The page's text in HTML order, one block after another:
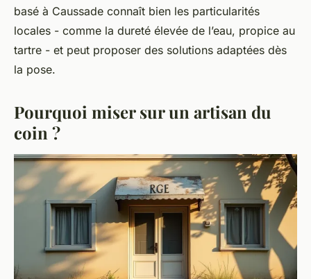
basé à Caussade connaît bien les particularités
locales - comme la dureté élevée de l’eau, propice au
tartre - et peut proposer des solutions adaptées dès
la pose.
Pourquoi miser sur un artisan du
coin ?